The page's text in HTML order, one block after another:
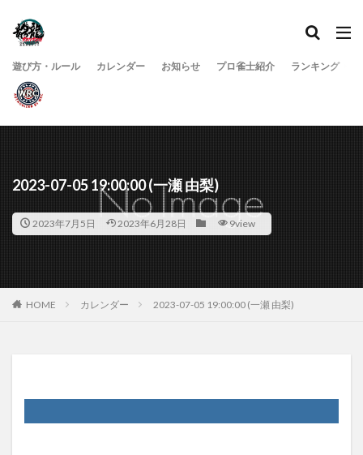
遊び方・ルール カレンダー お知らせ プロ雀士紹介 ランキング
2023-07-05 19:00:00 (一瀬 由梨)
2023年7月5日 2023年6月28日 9view
HOME カレンダー 2023-07-05 19:00:00 (一瀬 由梨)